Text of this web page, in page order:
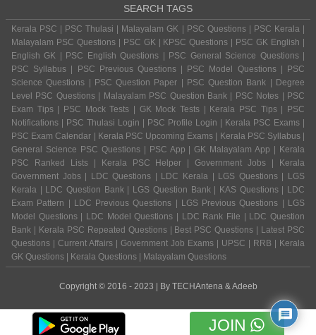
JOIN
SEARCH TAGS
Kerala PSC | PSC Thulasi | Malayalam GK | PSC Questions | PSC Kerala |
Malayalam PSC Questions | PSC GK | KPSC Questions | PSC GK English |
English GK | PSC English Questions | PSC General Science Questions |
PSC Syllabus | PSC Previous Questions | PSC Model Questions | PSC
Science Questions | PSC Question Paper | PSC Question Bank | Degree
Level PSC Questions | Malayalam PSC Question Bank | PSC Notes | PSC
Exam Tips | PSC Mock Tests | GK Mock Tests | Kerala PSC Tips | PSC
Notifications | PSC Thulasi Login | PSC Profile Login | Kerala PSC Exams |
PSC Exam Calendar | Kerala PSC Upcoming Exams | Kerala PSC Syllabus |
General Science PSC Questions | PSC App | GK Malayalam App | Kerala
PSC Ranked Lists | Kerala PSC Helper | Government Jobs | Kerala
Government Jobs | LDC Questions | LDC Kerala | LGS Questions | LGS
Kerala | LDC Question Bank | LGS Question Bank | KAS Questions | LDC
Exam Pattern | LDC Previous Questions | LGS Previous Questions | LGS
Model Questions | LDC Model Questions | LDC Rank File | LDC Question
Bank | Kerala PSC Repeated Questions | Best PSC Questions | Latest PSC
Questions | Current Affairs | Government Job Exams | UPSC | RRB | Kerala
GK Questions | Kerala Questions | Malayalam Questions
Copyright © 2016 - 2023 | By TECHAntena & Adeeb